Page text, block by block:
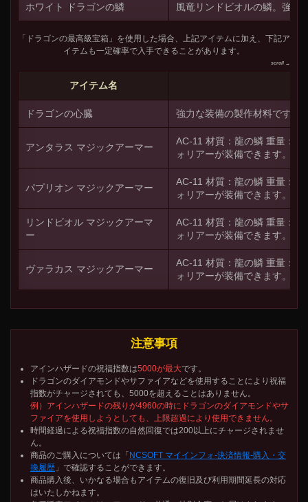
ホワイト ドラゴンの鱗 風竜リンドビオルの鱗。強力
「ドラゴンの最高級宝箱」を使用した場合、上記アイテムに加え、下記ア
イテムも一定確率で入手できることがあります。
アイテム名
ドラゴンの心臓 強力な装備の製作材料です。
アンタラス マジックアーマー
AC-11 材質：龍の鱗 重量：
ォリアーが装備できます。
パプリオン マジックアーマー
AC-11 材質：龍の鱗 重量：
ォリアーが装備できます。
リンドビオル マジックアーマ
ー
AC-11 材質：龍の鱗 重量：
ォリアーが装備できます。
ヴァラカス マジックアーマー
AC-11 材質：龍の鱗 重量：
ォリアーが装備できます。
注意事項
アインハザードの祝福指数は5000が最大です。
ドラゴンのダイアモンドやサファイアなどを使用することにより祝福
指数がチャージされても、5000を超えることはありません。
例）アインハザードの残りが4960の時にドラゴンのダイアモンドやサ
ファイアを使用しようとしても、上限超過により使用できません。
時間経過による祝福指数の自然回復では200以上にチャージされませ
ん。
商品のご購入については「NCSOFT マイインフォ-決済情報-購入・交
換履歴 」で確認することができます。
商品購入後、いかなる場合もアイテムの復旧及び利用期間延長の対応
はいたしかねます。